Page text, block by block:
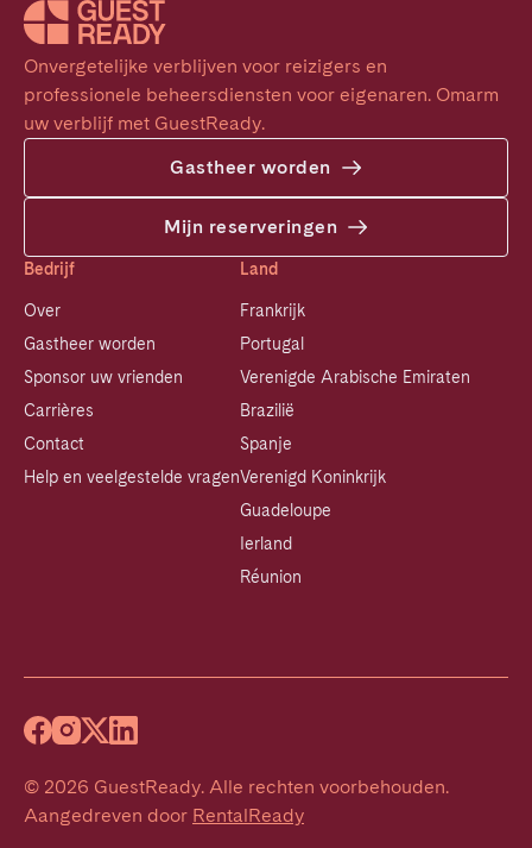
Onvergetelijke verblijven voor reizigers en
professionele beheersdiensten voor eigenaren. Omarm
uw verblijf met GuestReady.
Gastheer worden
Mijn reserveringen
Bedrijf
Over
Gastheer worden
Sponsor uw vrienden
Carrières
Contact
Help en veelgestelde vragen
Land
Frankrijk
Portugal
Verenigde Arabische Emiraten
Brazilië
Spanje
Verenigd Koninkrijk
Guadeloupe
Ierland
Réunion
© 2026 GuestReady. Alle rechten voorbehouden.
Aangedreven door RentalReady